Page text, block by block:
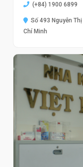
(+84) 1900 6899
Số 493 Nguyễn Thị
Chí Minh